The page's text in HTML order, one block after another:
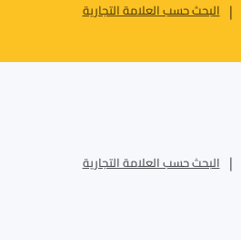
البحث حسب العلامة التجارية
البحث حسب العلامة التجارية